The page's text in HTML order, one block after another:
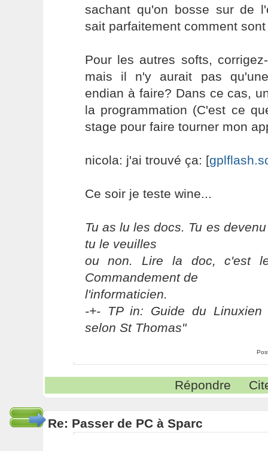
sachant qu'on bosse sur de
sait parfaitement comment
Pour les autres softs,
mais il n'y aurait pas
endian à faire? Dans ce cas,
la programmation (C'est ce
stage pour faire tourner mon
nicola: j'ai trouvé ça: [
Ce soir je teste wine...
Tu as lu les docs. Tu es
tu le veuilles
ou non. Lire la doc, c'est
Commandement de
l'informaticien.
-+- TP in: Guide du Linuxien
selon St Thomas"
Répondre
Re: Passer de PC à Sparc